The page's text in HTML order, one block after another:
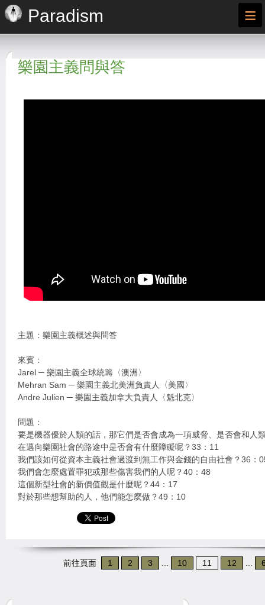
Paradism ≡
樂園主義問與答
主題：樂園主義概述與問答
來賓：
Jarel ─ 樂園主義全球統籌〈澳洲〉
Mehran Sam ─ 樂園主義北美洲負責人〈美國〉
Andre Julien ─ 樂園主義加拿大負責人〈魁北克〉
問題：
要是機器優於人類的話，那它們是否會成為一項威脅、是否會和人
在邁向樂園社會的路途中是否會有什麼障礙呢？33：11
我們該如何從資本主義社會過渡到無工作與金錢的自由社會？36：
我們會怎麼處置罪犯或那些傷害我們的人呢？40：48
這個新型社會的新價值觀是什麼呢？44：17
對於那些想幫助的人，他們能怎麼做？49：10
前往頁面 1 2 3 10 11 12